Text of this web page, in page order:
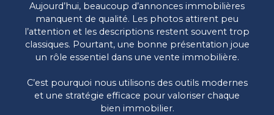
Aujourd’hui, beaucoup d’annonces immobilières
manquent de qualité. Les photos attirent peu
l’attention et les descriptions restent souvent trop
classiques. Pourtant, une bonne présentation joue
un rôle essentiel dans une vente immobilière.
C’est pourquoi nous utilisons des outils modernes
et une stratégie efficace pour valoriser chaque
bien immobilier.